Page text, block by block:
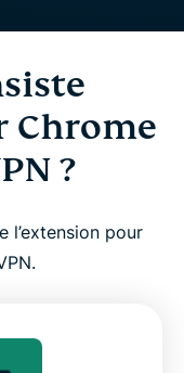
Chrome
?
l’extension pour